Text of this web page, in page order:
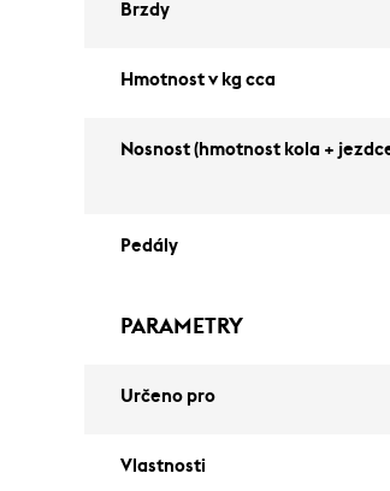
Brzdy
Hmotnost v kg cca
Nosnost (hmotnost kola +
Pedály
PARAMETRY
Určeno pro
Vlastnosti